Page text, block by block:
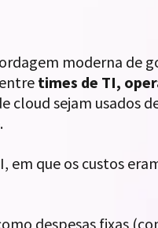
moderna de
times de TI,
cloud sejam usados
que os custos
despesas fixas